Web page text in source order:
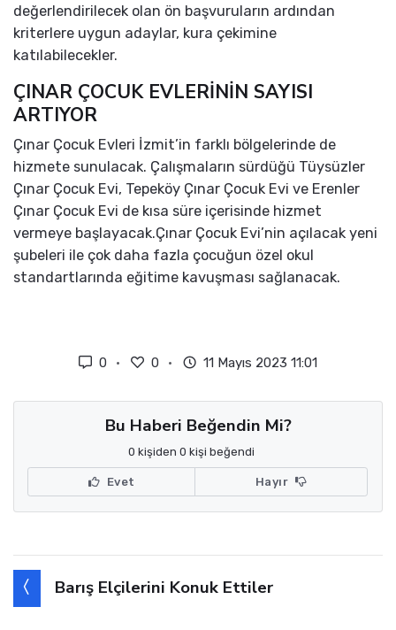
değerlendirilecek olan ön başvuruların ardından
kriterlere uygun adaylar, kura çekimine
katılabilecekler.
ÇINAR ÇOCUK EVLERİNİN SAYISI
ARTIYOR
Çınar Çocuk Evleri İzmit’in farklı bölgelerinde de
hizmete sunulacak. Çalışmaların sürdüğü Tüysüzler
Çınar Çocuk Evi, Tepeköy Çınar Çocuk Evi ve Erenler
Çınar Çocuk Evi de kısa süre içerisinde hizmet
vermeye başlayacak.Çınar Çocuk Evi’nin açılacak yeni
şubeleri ile çok daha fazla çocuğun özel okul
standartlarında eğitime kavuşması sağlanacak.
0 0 11 Mayıs 2023 11:01
Bu Haberi Beğendin Mi?
0 kişiden 0 kişi beğendi
Evet Hayır
Barış Elçilerini Konuk Ettiler